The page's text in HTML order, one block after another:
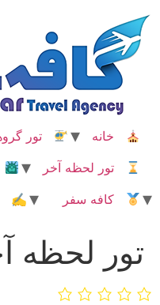
محتوا
خانه تور
تور لحظه آخر
کافه سفر
✍
تور لحظه